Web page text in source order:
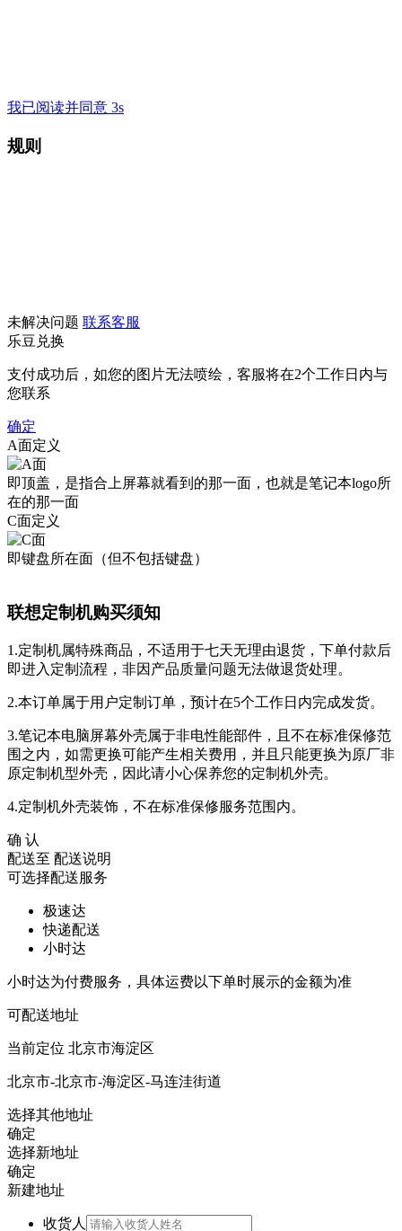
我已阅读并同意 3s
规则
未解决问题 联系客服
乐豆兑换
支付成功后，如您的图片无法喷绘，客服将在2个工作日内与
您联系
确定
A面定义
即顶盖，是指合上屏幕就看到的那一面，也就是笔记本logo所
在的那一面
C面定义
即键盘所在面（但不包括键盘）
联想定制机购买须知
1.定制机属特殊商品，不适用于七天无理由退货，下单付款后
即进入定制流程，非因产品质量问题无法做退货处理。
2.本订单属于用户定制订单，预计在5个工作日内完成发货。
3.笔记本电脑屏幕外壳属于非电性能部件，且不在标准保修范
围之内，如需更换可能产生相关费用，并且只能更换为原厂非
原定制机型外壳，因此请小心保养您的定制机外壳。
4.定制机外壳装饰，不在标准保修服务范围内。
确 认
配送至 配送说明
可选择配送服务
极速达
快递配送
小时达
小时达为付费服务，具体运费以下单时展示的金额为准
可配送地址
当前定位 北京市海淀区
北京市-北京市-海淀区-马连洼街道
选择其他地址
确定
选择新地址
确定
新建地址
收货人